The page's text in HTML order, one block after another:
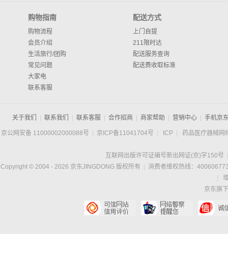
购物指南
购物流程
会员介绍
生活旅行/团购
常见问题
大家电
联系客服
配送方式
上门自提
211限时达
配送服务查询
配送费收取标准
关于我们 联系我们 联系客服 合作招商 商家帮助 营销中心 手机京
京公网安备 11000002000088号 京ICP备11041704号 ICP 药品医疗器械网
互联网出版许可证编号新出网证(京)字150号
Copyright © 2004 - 2026 京东JINGDONG 版权所有
消费者维权热线：
京东旗